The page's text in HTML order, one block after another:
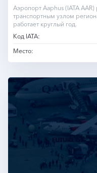
Аэропорт Аарhus (IATA
транспортным узлом
работает круглый год.
Код IATA:
Место: